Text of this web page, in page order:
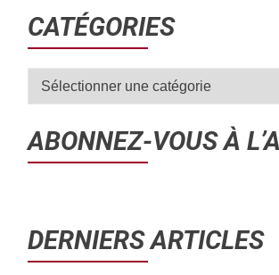
CATÉGORIES
ABONNEZ-VOUS À
DERNIERS ARTICLES